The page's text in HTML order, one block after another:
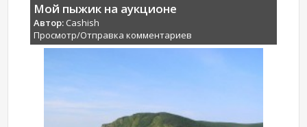
Мой пыжик на аукционе
Автор: Cashish
Просмотр/Отправка комментариев